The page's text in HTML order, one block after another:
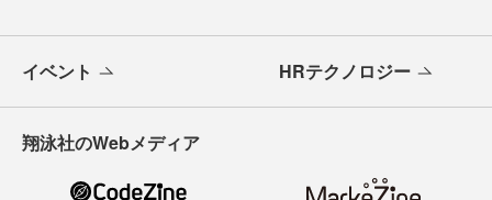
イベント HRテクノロジー
翔泳社のWebメディア